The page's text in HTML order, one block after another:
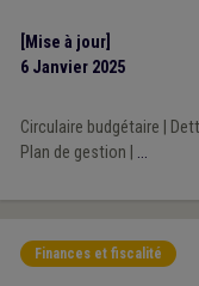
15,5 % pour les
[Mise à jour]
6 Janvier 2025
Circulaire budgétaire
Plan de gestion
...
Finances et fiscalité